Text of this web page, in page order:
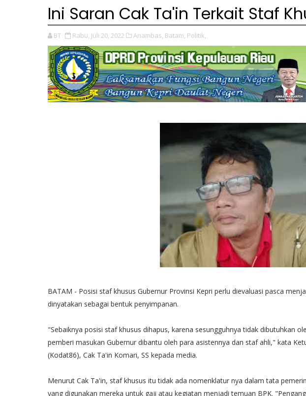
Ini Saran Cak Ta'in Terkait Staf
BT Rabu, Juli 20, 2022 Anambas, Batam, Politik,
BATAM - Posisi staf khusus Gubernur Provinsi Kepri perlu dievaluasi pasca
dinyatakan sebagai bentuk penyimpanan.
"Sebaiknya posisi staf khusus dihapus, karena sesungguhnya tidak dibutuhkan
pemberi masukan Gubernur dibantu oleh para asistennya dan staf ahli," kata
(Kodat86), Cak Ta'in Komari, SS kepada media.
Menurut Cak Ta'in, staf khusus itu tidak ada nomenklatur nya dalam tata
yang digunakan mereka untuk gaji atau kegiatan menjadi temuan BPK.